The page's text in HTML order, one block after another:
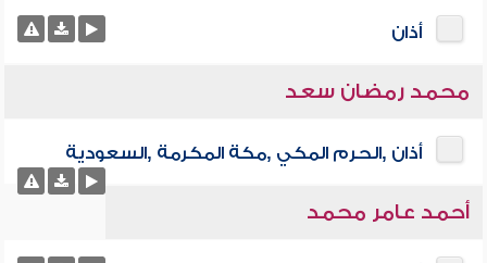
أذان
محمد رمضان سعد
أذان ,الحرم المكي ,مكة المكرمة ,السعودية
أحمد عامر محمد